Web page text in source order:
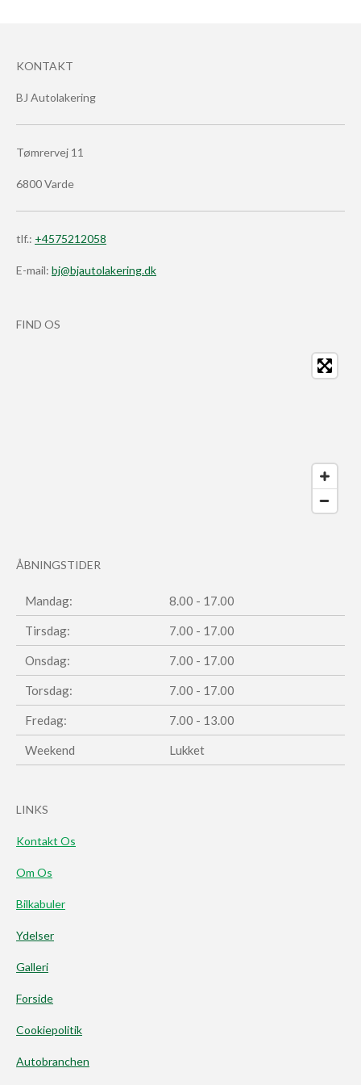
KONTAKT
BJ Autolakering
Tømrervej 11
6800 Varde
tlf.: +4575212058
E-mail: bj@bjautolakering.dk
FIND OS
ÅBNINGSTIDER
Mandag: 8.00 - 17.00
Tirsdag: 7.00 - 17.00
Onsdag: 7.00 - 17.00
Torsdag: 7.00 - 17.00
Fredag: 7.00 - 13.00
Weekend Lukket
LINKS
Kontakt Os
Om Os
Bilkabuler
Ydelser
Galleri
Forside
Cookiepolitik
Autobranchen